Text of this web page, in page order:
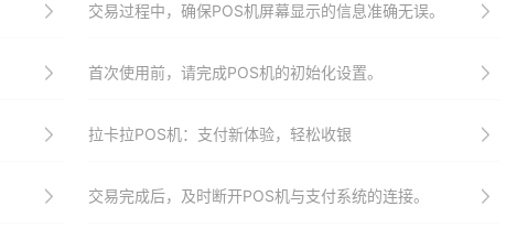
交易过程中，确保POS机屏幕显示的信息准确无误。
首次使用前，请完成POS机的初始化设置。
拉卡拉POS机：支付新体验，轻松收银
交易完成后，及时断开POS机与支付系统的连接。